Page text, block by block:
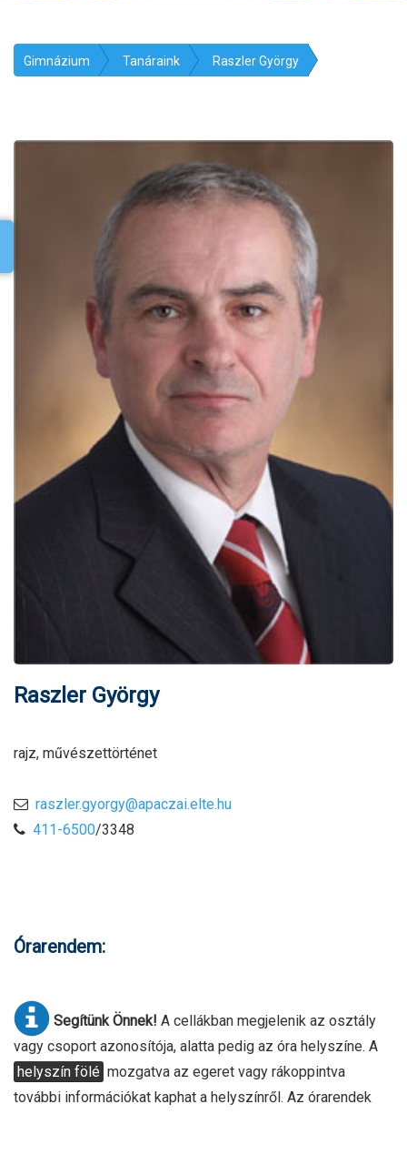
Gimnázium Tanáraink Raszler György
Raszler György
rajz, művészettörténet
raszler.gyorgy@apaczai.elte.hu
411-6500/3348
Órarendem:
Segítünk Önnek! A cellákban megjelenik az osztály
vagy csoport azonosítója, alatta pedig az óra helyszíne. A
helyszín fölé mozgatva az egeret vagy rákoppintva
további információkat kaphat a helyszínről. Az órarendek